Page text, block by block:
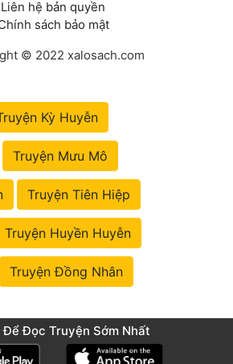
Liên hệ bản quyền
sách bảo mật
© 2022 xalosach.com
Kỳ Huyễn
Truyện Mưu Mô
Truyện Tiên Hiệp
Truyện Huyền Huyễn
Truyện Đồng Nhân
Để Đọc Truyện Sớm Nhất